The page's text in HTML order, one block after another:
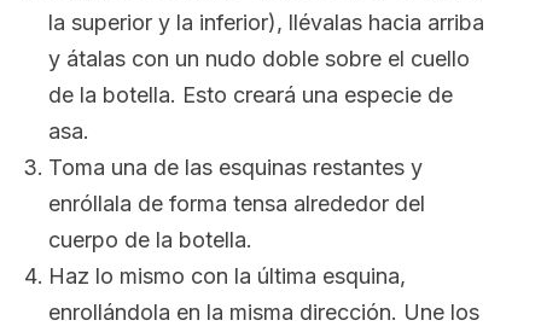
la superior y la inferior), llévalas hacia arriba
y átalas con un nudo doble sobre el cuello
de la botella. Esto creará una especie de
asa.
Toma una de las esquinas restantes y
enróllala de forma tensa alrededor del
cuerpo de la botella.
Haz lo mismo con la última esquina,
enrollándola en la misma dirección. Une los